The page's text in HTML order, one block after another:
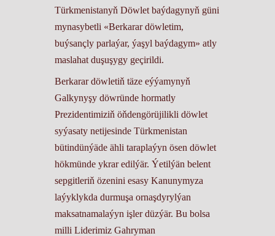
Türkmenistanyň Döwlet baýdagynyň güni
mynasybetli «Berkarar döwletim,
buýsançly parlaýar, ýaşyl baýdagym» atly
maslahat duşuşygy geçirildi.
Berkarar döwletiň täze eýýamynyň
Galkynyşy döwründe hormatly
Prezidentimiziň öňdengörüjilikli döwlet
syýasaty netijesinde Türkmenistan
bütindünýäde ähli taraplaýyn ösen döwlet
hökmünde ykrar edilýär. Ýetilýän belent
sepgitleriň özenini esasy Kanunymyza
laýyklykda durmuşa ornaşdyrylýan
maksatnamalaýyn işler düzýär. Bu bolsa
milli Liderimiz Gahryman